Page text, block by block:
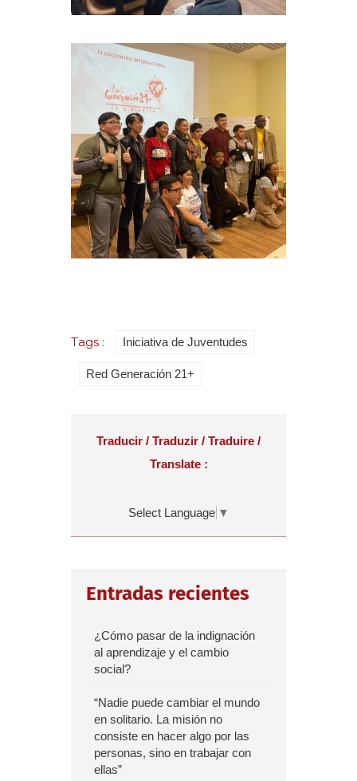
Tags : Iniciativa de Juventudes
Red Generación 21+
Traducir / Traduzir / Traduire /
Translate :
Select Language ▼
Entradas recientes
¿Cómo pasar de la indignación
al aprendizaje y el cambio
social?
“Nadie puede cambiar el mundo
en solitario. La misión no
consiste en hacer algo por las
personas, sino en trabajar con
ellas”